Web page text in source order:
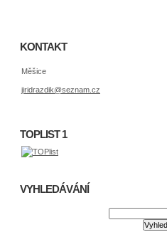
KONTAKT
Měšice
jiridrazdik@seznam.cz
TOPLIST 1
VYHLEDÁVÁNÍ